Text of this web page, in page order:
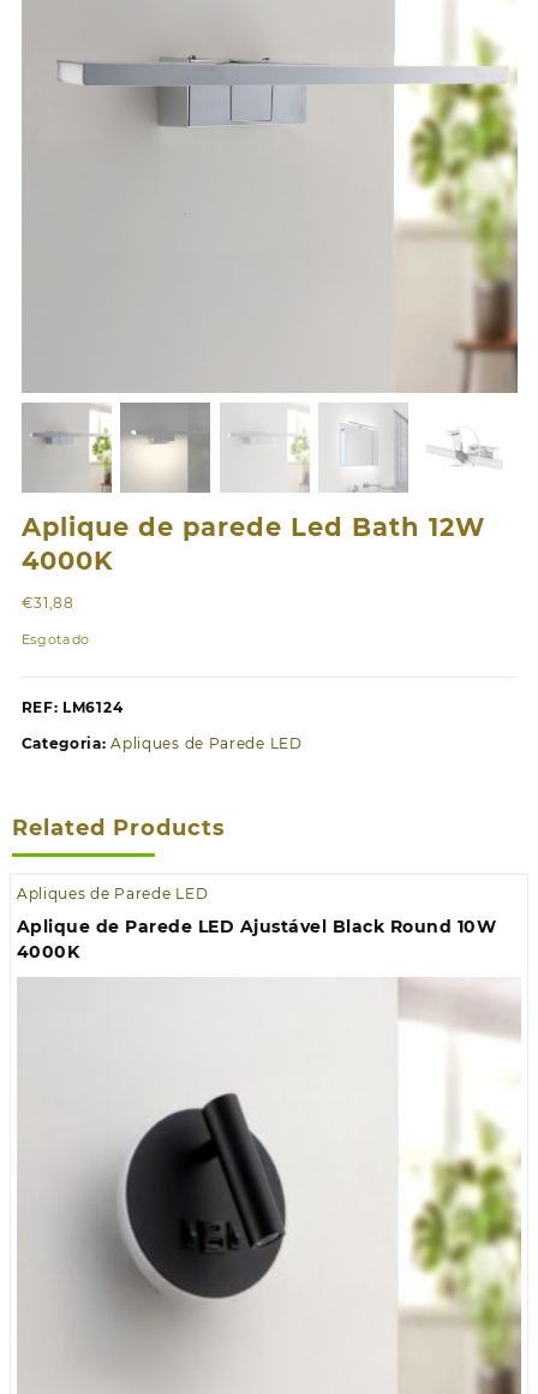
Aplique de parede Led Bath 12W
4000K
€31,88
Esgotado
REF: LM6124
Categoria:Apliques de Parede LED
Related Products
Apliques de Parede LED
Aplique de Parede LED Ajustável Black Round 10W
4000K